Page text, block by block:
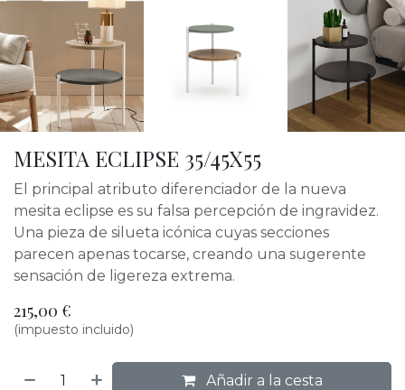
MESITA ECLIPSE 35/45X55
El principal atributo diferenciador de la nueva
mesita eclipse es su falsa percepción de ingravidez.
Una pieza de silueta icónica cuyas secciones
parecen apenas tocarse, creando una sugerente
sensación de ligereza extrema.
215,00 €
(impuesto incluido)
Añadir a la cesta